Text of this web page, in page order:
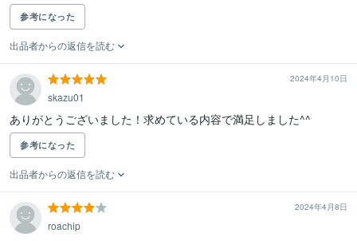
参考になった
出品者からの返信を読む
2024年4月10日
skazu01
ありがとうございました！求めている内容で満足しました^^
参考になった
出品者からの返信を読む
2024年4月8日
roachip